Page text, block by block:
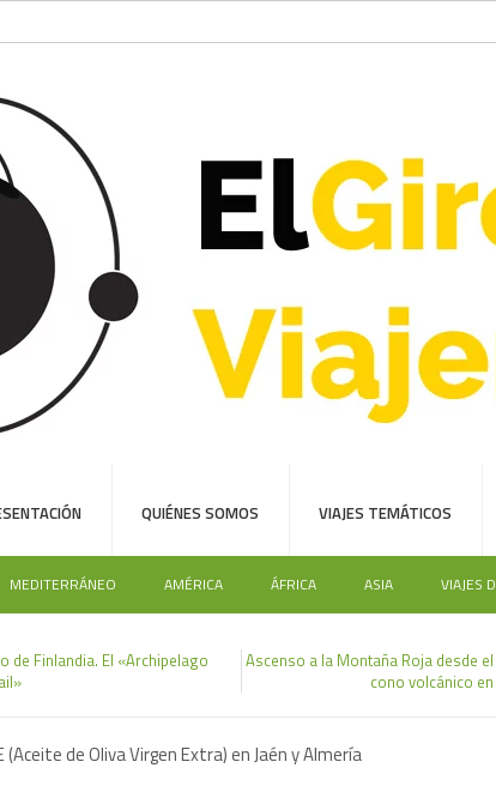
QUIÉNES SOMOS VIAJES TEMÁTICOS
MEDITERRÁNEO AMÉRICA ÁFRICA ASIA VIAJES
de Finlandia. El «Archipelago
Ascenso a la Montaña Roja desde
cono volcánico
(Aceite de Oliva Virgen Extra) en Jaén y Almería